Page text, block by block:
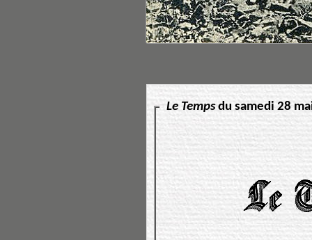
Le Tempsdu samedi 28